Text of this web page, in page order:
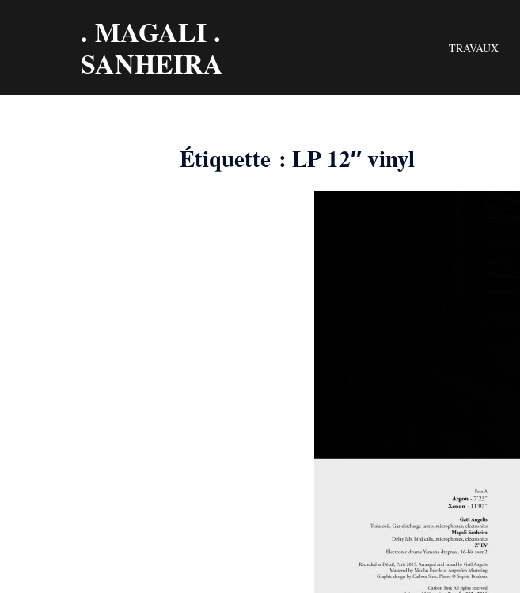
. MAGALI .
SANHEIRA
TRAVAUX
Étiquette : LP 12″ vinyl